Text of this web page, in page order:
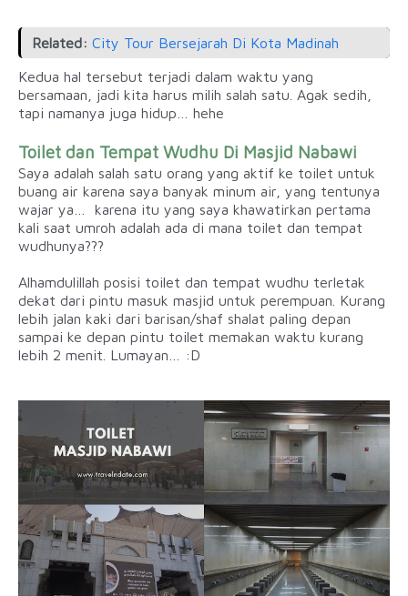
Related: City Tour Bersejarah Di Kota Madinah
Kedua hal tersebut terjadi dalam waktu yang
bersamaan, jadi kita harus milih salah satu. Agak sedih,
tapi namanya juga hidup… hehe
Toilet dan Tempat Wudhu Di Masjid Nabawi
Saya adalah salah satu orang yang aktif ke toilet untuk
buang air karena saya banyak minum air, yang tentunya
wajar ya… karena itu yang saya khawatirkan pertama
kali saat umroh adalah ada di mana toilet dan tempat
wudhunya???
Alhamdulillah posisi toilet dan tempat wudhu terletak
dekat dari pintu masuk masjid untuk perempuan. Kurang
lebih jalan kaki dari barisan/shaf shalat paling depan
sampai ke depan pintu toilet memakan waktu kurang
lebih 2 menit. Lumayan… :D